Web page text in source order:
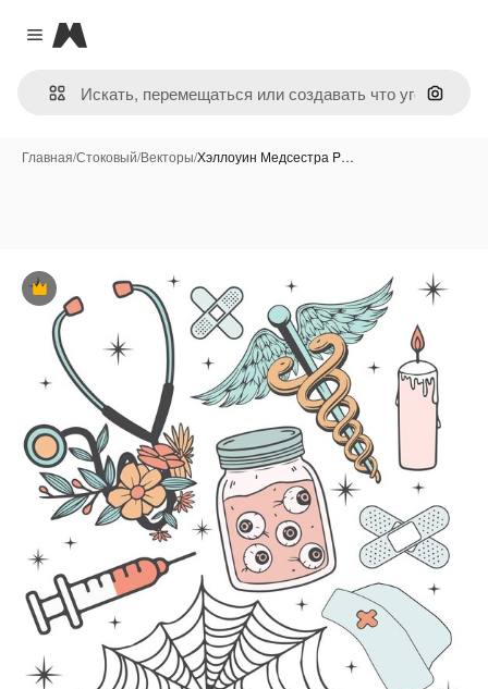
Close menu
Magnific
Поиск
Главная/Стоковый/Векторы/Хэллоуин Медсестра P…
Премиум